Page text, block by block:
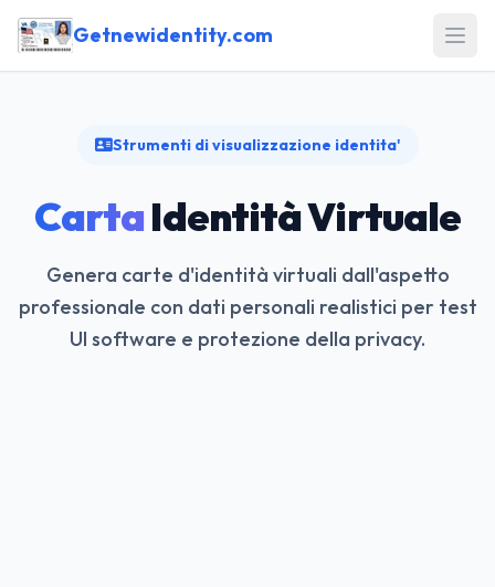
Getnewidentity.com
Strumenti di visualizzazione identita'
CartaIdentità Virtuale
Genera carte d'identità virtuali dall'aspetto
professionale con dati personali realistici per test
UI software e protezione della privacy.